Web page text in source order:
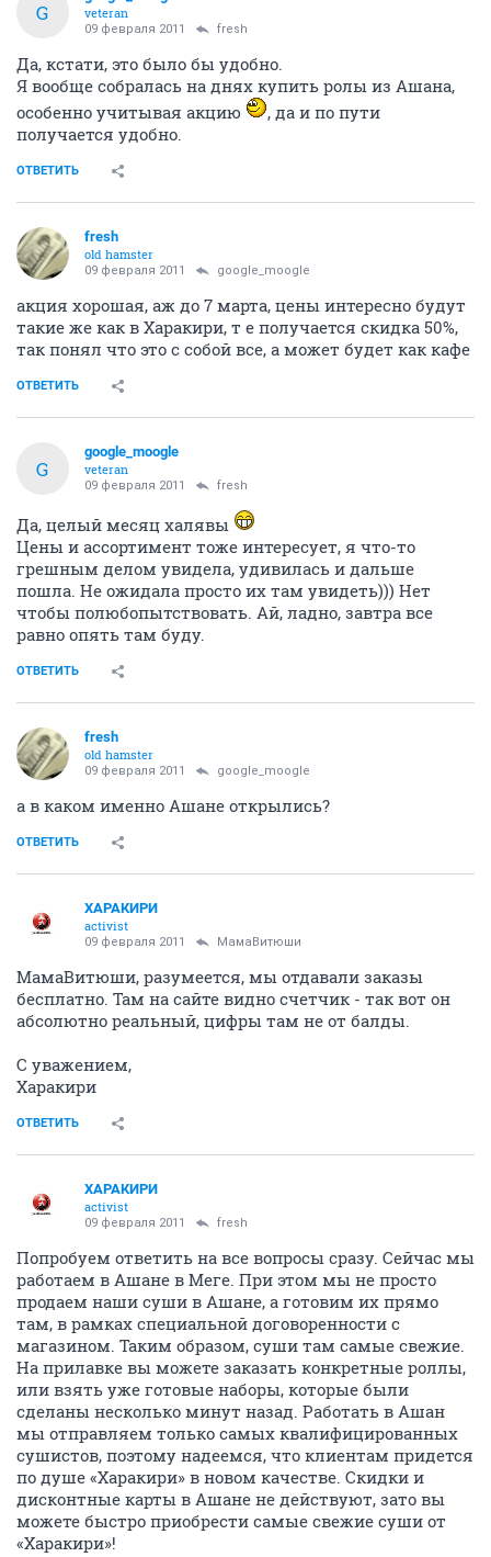
G
veteran
09 февраля 2011 fresh
Да, кстати, это было бы удобно.
Я вообще собралась на днях купить ролы из Ашана,
особенно учитывая акцию
, да и по пути
получается удобно.
ОТВЕТИТЬ
fresh
old hamster
09 февраля 2011 google_moogle
акция хорошая, аж до 7 марта, цены интересно будут
такие же как в Харакири, т е получается скидка 50%,
так понял что это с собой все, а может будет как кафе
ОТВЕТИТЬ
G
google_moogle
veteran
09 февраля 2011 fresh
Да, целый месяц халявы
Цены и ассортимент тоже интересует, я что-то
грешным делом увидела, удивилась и дальше
пошла. Не ожидала просто их там увидеть))) Нет
чтобы полюбопытствовать. Ай, ладно, завтра все
равно опять там буду.
ОТВЕТИТЬ
fresh
old hamster
09 февраля 2011 google_moogle
а в каком именно Ашане открылись?
ОТВЕТИТЬ
ХАРАКИРИ
activist
09 февраля 2011 МамаВитюши
МамаВитюши, разумеется, мы отдавали заказы
бесплатно. Там на сайте видно счетчик - так вот он
абсолютно реальный, цифры там не от балды.
С уважением,
Харакири
ОТВЕТИТЬ
ХАРАКИРИ
activist
09 февраля 2011 fresh
Попробуем ответить на все вопросы сразу. Сейчас мы
работаем в Ашане в Меге. При этом мы не просто
продаем наши суши в Ашане, а готовим их прямо
там, в рамках специальной договоренности с
магазином. Таким образом, суши там самые свежие.
На прилавке вы можете заказать конкретные роллы,
или взять уже готовые наборы, которые были
сделаны несколько минут назад. Работать в Ашан
мы отправляем только самых квалифицированных
сушистов, поэтому надеемся, что клиентам придется
по душе «Харакири» в новом качестве. Скидки и
дисконтные карты в Ашане не действуют, зато вы
можете быстро приобрести самые свежие суши от
«Харакири»!